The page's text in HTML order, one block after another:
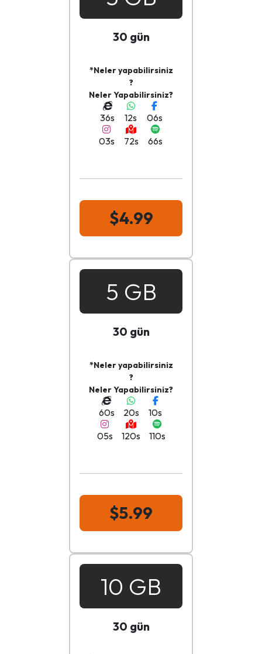
30 gün
*Neler yapabilirsiniz
?
Neler Yapabilirsiniz?
36s 12s
06s
03s
72s 66s
$4.99
5 GB
30 gün
*Neler yapabilirsiniz
?
Neler Yapabilirsiniz?
60s 20s
10s
05s
120s 110s
$5.99
10 GB
30 gün